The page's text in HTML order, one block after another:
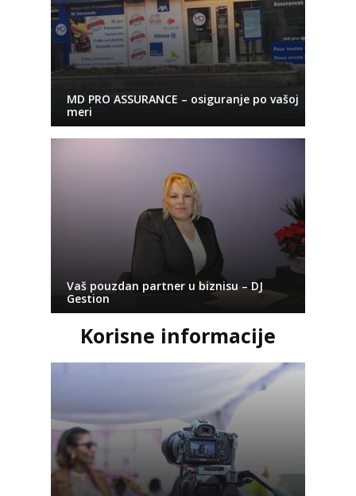
MD PRO ASSURANCE – osiguranje po vašoj
meri
Vaš pouzdan partner u biznisu – DJ
Gestion
Korisne informacije